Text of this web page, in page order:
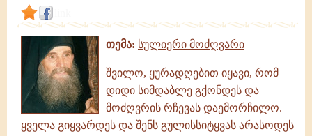
თემა: სულიერი მოძღვარი
შვილო, ყურადღებით იყავი, რომ
დიდი სიმდაბლე გქონდეს და
მოძღვრის რჩევას დაემორჩილო.
ყველა გიყვარდეს და შენს გულისსიტყვას არასოდეს